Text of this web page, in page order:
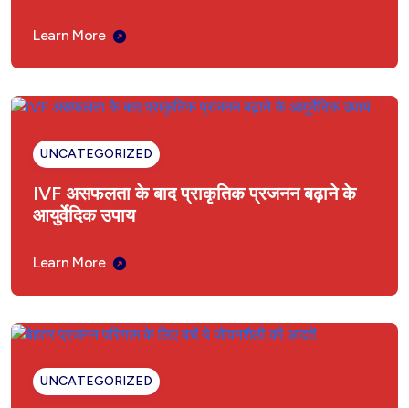
Learn More
UNCATEGORIZED
IVF असफलता के बाद प्राकृतिक प्रजनन बढ़ाने के
आयुर्वेदिक उपाय
Learn More
UNCATEGORIZED